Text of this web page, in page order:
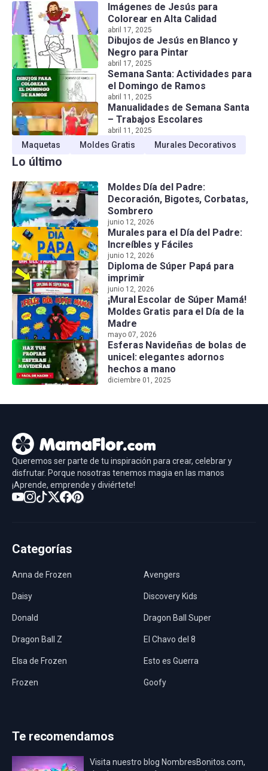
Imágenes de Jesús para
Colorear en Alta Calidad
abril 17, 2025
Dibujos de Jesús en Blanco y
Negro para Pintar
abril 17, 2025
Semana Santa: Actividades para
el Domingo de Ramos
abril 11, 2025
Manualidades de Semana Santa
– Trabajos Escolares
abril 11, 2025
Maquetas Moldes Gratis Murales Decorativos
Lo último
Moldes Día del Padre:
Decoración, Bigotes, Corbatas,
Sombrero
junio 12, 2026
Murales para el Día del Padre:
Increíbles y Fáciles
junio 12, 2026
Diploma de Súper Papá para
imprimir
junio 12, 2026
¡Mural Escolar de Súper Mamá!
Moldes Gratis para el Día de la
Madre
mayo 07, 2026
Esferas Navideñas de bolas de
unicel: elegantes adornos
hechos a mano
diciembre 01, 2025
Queremos ser parte de tu inspiración para crear, celebrar y
disfrutar. Porque nosotras tenemos magia en las manos
¡Aprende, emprende y diviértete!
Categorías
Anna de Frozen Avengers
Daisy Discovery Kids
Donald Dragon Ball Super
Dragon Ball Z El Chavo del 8
Elsa de Frozen Esto es Guerra
Frozen Goofy
Los Minions Los Vengadores
Te recomendamos
Visita nuestro blog NombresBonitos.com,